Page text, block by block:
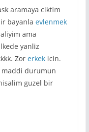
aramaya ciktim
bayanla evlenmek
ama
yanliz
Zor erkekicin.
maddi durumun
guzel bir